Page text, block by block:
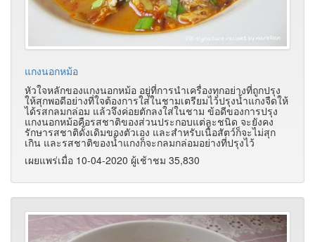
แกงนอกหม้อ
หัวใจหลักของแกงนอกหม้อ อยู่ที่การนำเครื่องทุกอย่างที่ถูกปรุง
ให้สุกพอดีอย่างที่ใจต้องการใส่ในชามเตรียมไว้ปรุงน้ำแกงจืดให้
ได้รสกลมกล่อม แล้วจึงค่อยตักลงใส่ในชาม ข้อดีของการปรุง
แกงนอกหม้อคือรสชาติของส่วนประกอบแต่ละชนิด จะยังคง
รักษารสชาติดั้งเดิมของตัวเอง และสำหรับเนื้อสัตว์ก็จะไม่สุก
เกิน และรสชาติของน้ำแกงก็จะกลมกล่อมอย่างที่ปรุงไว้
เผยแพร่เมื่อ 10-04-2020 ผู้เช้าชม 35,830